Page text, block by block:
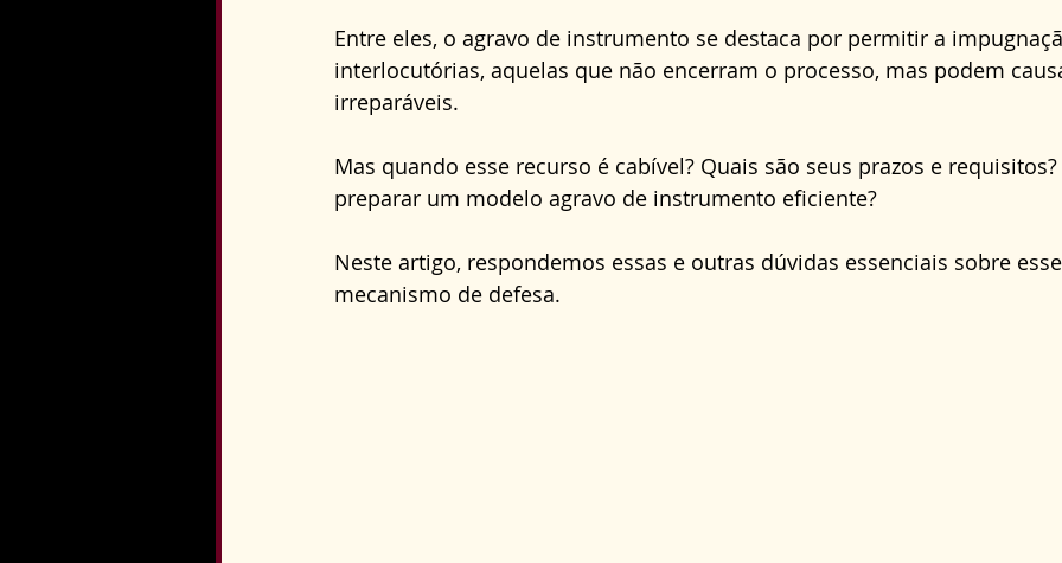
Direito Constitucional Direito Administrativo Direito da Saúde condo
Entre eles, o agravo de instrumento se destaca por permitir a
interlocutórias, aquelas que não encerram o processo, mas podem
irreparáveis.
Mas quando esse recurso é cabível? Quais são seus prazos e
preparar um modelo agravo de instrumento eficiente?
Neste artigo, respondemos essas e outras dúvidas essenciais sobre
mecanismo de defesa.